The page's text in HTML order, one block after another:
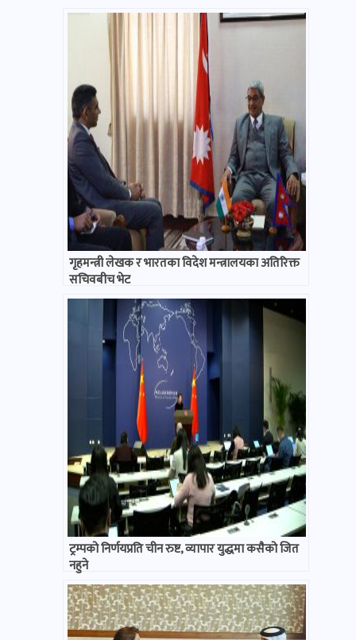
गृहमन्त्री लेखक र भारतका विदेश मन्त्रालयका अतिरिक्त
सचिवबीच भेट
ट्रम्पको निर्णयप्रति चीन रुष्ट, व्यापार युद्धमा कसैको जित
नहुने